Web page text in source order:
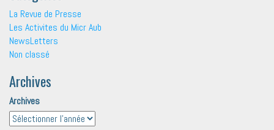
La Revue de Presse
Les Activites du Micr Aub
NewsLetters
Non classé
Archives
Archives